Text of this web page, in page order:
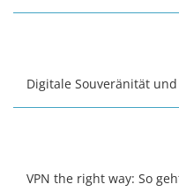
Digitale Souveränität
VPN the right way: So